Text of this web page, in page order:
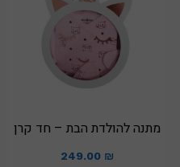
מתנה להולדת הבת – חד קרן
249.00 ₪